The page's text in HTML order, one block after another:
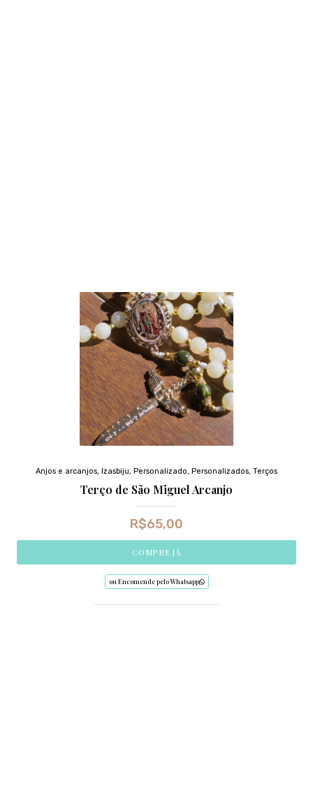
Anjos e arcanjos, Izasbiju, Personalizado, Personalizados, Terços
Terço de São Miguel Arcanjo
R$65,00
COMPRE JÁ
ou Encomende pelo Whatsapp